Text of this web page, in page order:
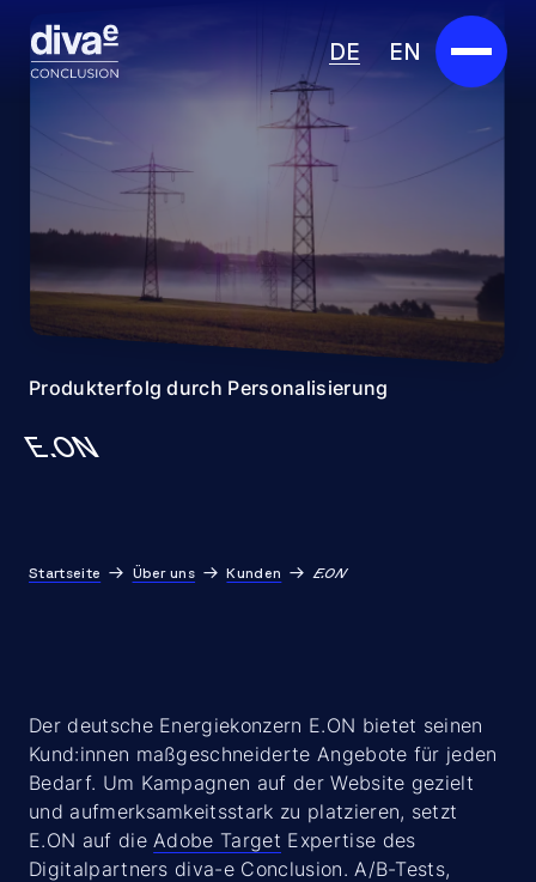
DE EN
Services
Marketplace
Partner
Insights
Produkterfolg durch Personalisierung
E.ON
Startseite Über uns Kunden E.ON
Der deutsche Energiekonzern E.ON bietet seinen
Kund:innen maßgeschneiderte Angebote für jeden
Bedarf. Um Kampagnen auf der Website gezielt
und aufmerksamkeitsstark zu platzieren, setzt
E.ON auf dieAdobe Target Expertise des
Digitalpartners diva-e Conclusion. A/B-Tests,